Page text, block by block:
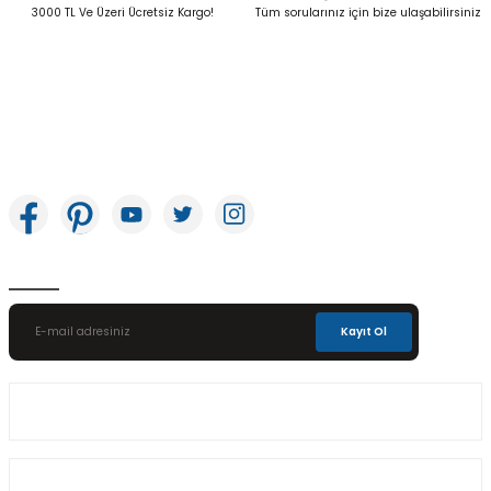
Gönder
3000 TL Ve Üzeri Ücretsiz Kargo! Tüm sorularınız için bize ulaşabilirsiniz
Kayıt Ol